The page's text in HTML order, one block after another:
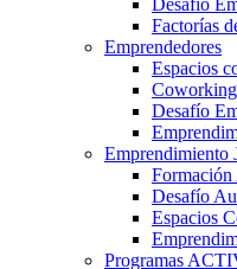
Factorías
Emprendedores
Espacios
Desafío
Emprendimiento
Desafío
Espacios
Programas